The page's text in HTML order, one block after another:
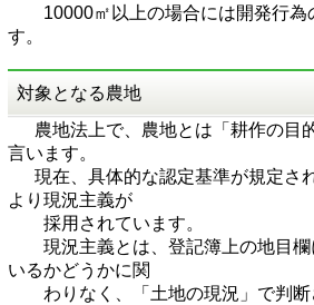
10000㎡以上の場合には開発行為
す。
対象となる農地
農地法上で、農地とは「耕作の目
言います。
現在、具体的な認定基準が規定さ
より現況主義が
採用されています。
現況主義とは、登記簿上の地目欄
いるかどうかに関
わりなく、「土地の現況」で判断